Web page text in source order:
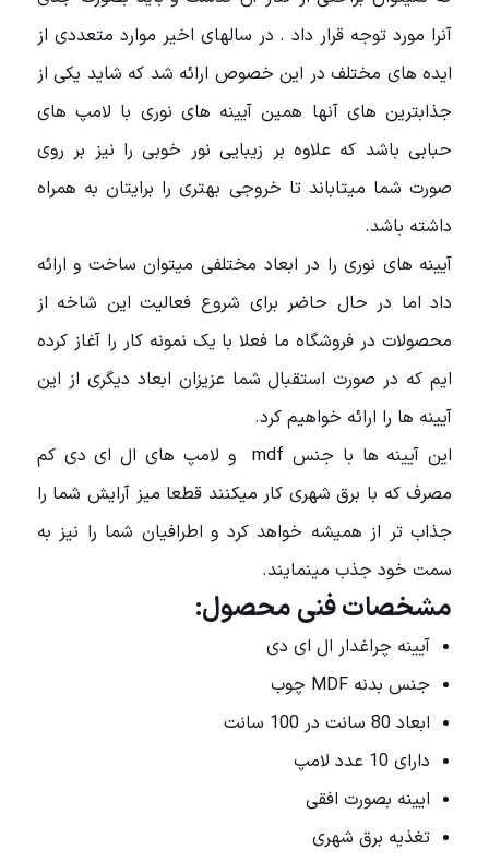
آنرا مورد توجه قرار داد . در سالهای اخیر موارد متعددی از
ایده های مختلف در این خصوص ارائه شد که شاید یکی از
جذابترین های آنها همین آیینه های نوری با لامپ های
حبابی باشد که علاوه بر زیبایی نور خوبی را نیز بر روی
صورت شما میتاباند تا خروجی بهتری را برایتان به همراه
داشته باشد.
آیینه های نوری را در ابعاد مختلفی میتوان ساخت و ارائه
داد اما در حال حاضر برای شروع فعالیت این شاخه از
محصولات در فروشگاه ما فعلا با یک نمونه کار را آغاز کرده
ایم که در صورت استقبال شما عزیزان ابعاد دیگری از این
آیینه ها را ارائه خواهیم کرد.
این آیینه ها با جنس mdf و لامپ های ال ای دی کم
مصرف که با برق شهری کار میکنند قطعا میز آرایش شما را
جذاب تر از همیشه خواهد کرد و اطرافیان شما را نیز به
سمت خود جذب مینمایند.
مشخصات فنی محصول:
آیینه چراغدار ال ای دی
جنس بدنه MDF چوب
ابعاد 80 سانت در 100 سانت
دارای 10 عدد لامپ
ایینه بصورت افقی
تغذیه برق شهری